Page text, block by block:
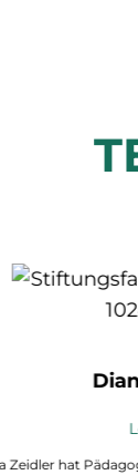
Zeidler hat